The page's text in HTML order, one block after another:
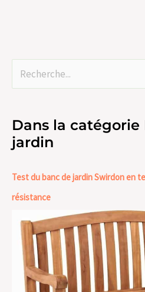
Dans la
jardin
Test du banc de jardin Swirdon en
résistance